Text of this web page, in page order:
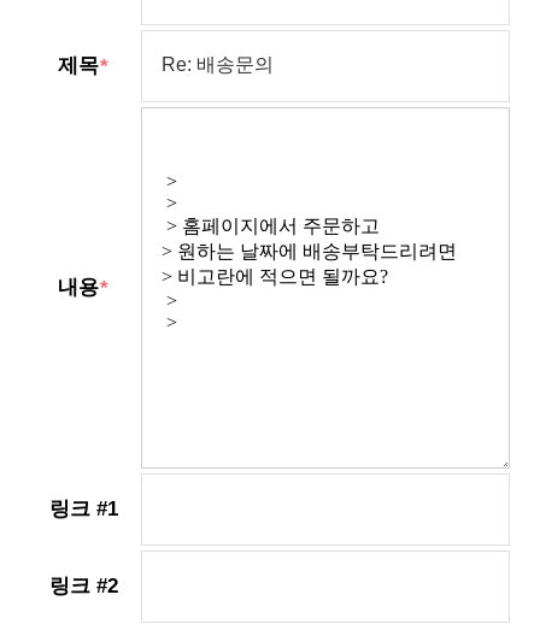
제목
내용
링크 #1
링크 #2